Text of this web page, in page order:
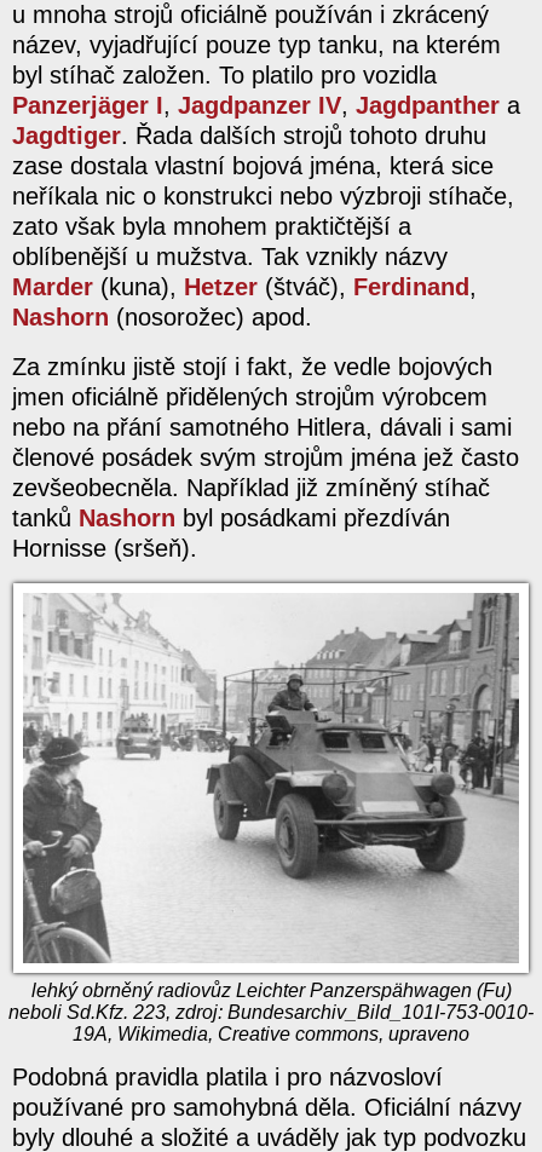
u mnoha strojů oficiálně používán i zkrácený
název, vyjadřující pouze typ tanku, na kterém
byl stíhač založen. To platilo pro vozidla
Panzerjäger I, Jagdpanzer IV, Jagdpanther a
Jagdtiger. Řada dalších strojů tohoto druhu
zase dostala vlastní bojová jména, která sice
neříkala nic o konstrukci nebo výzbroji stíhače,
zato však byla mnohem praktičtější a
oblíbenější u mužstva. Tak vznikly názvy
Marder (kuna), Hetzer (štváč), Ferdinand ,
Nashorn (nosorožec) apod.
Za zmínku jistě stojí i fakt, že vedle bojových
jmen oficiálně přidělených strojům výrobcem
nebo na přání samotného Hitlera, dávali i sami
členové posádek svým strojům jména jež často
zevšeobecněla. Například již zmíněný stíhač
tanků Nashorn byl posádkami přezdíván
Hornisse (sršeň).
lehký obrněný radiovůz Leichter Panzerspähwagen (Fu)
neboli Sd.Kfz. 223, zdroj: Bundesarchiv_Bild_101I-753-0010-
19A, Wikimedia, Creative commons, upraveno
Podobná pravidla platila i pro názvosloví
používané pro samohybná děla. Oficiální názvy
byly dlouhé a složité a uváděly jak typ podvozku